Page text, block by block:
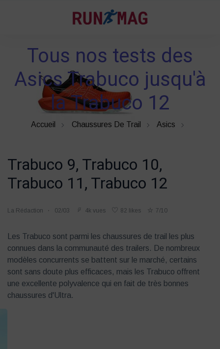
Tous nos tests des
Asics Trabuco jusqu'à
la Trabuco 12
Accueil Chaussures De Trail Asics
Trabuco 9, Trabuco 10,
Trabuco 11, Trabuco 12
La Rédaction 02/03 4k vues 82 likes 7/10
Les Trabuco sont parmi les chaussures de trail les plus
connues dans la communauté des trailers. De nombreux
modèles concurrents se battent sur le marché, certains
sont sans doute plus efficaces, mais les Trabuco offrent
une excellente polyvalence qui en fait de très bonnes
chaussures d'Ultra.